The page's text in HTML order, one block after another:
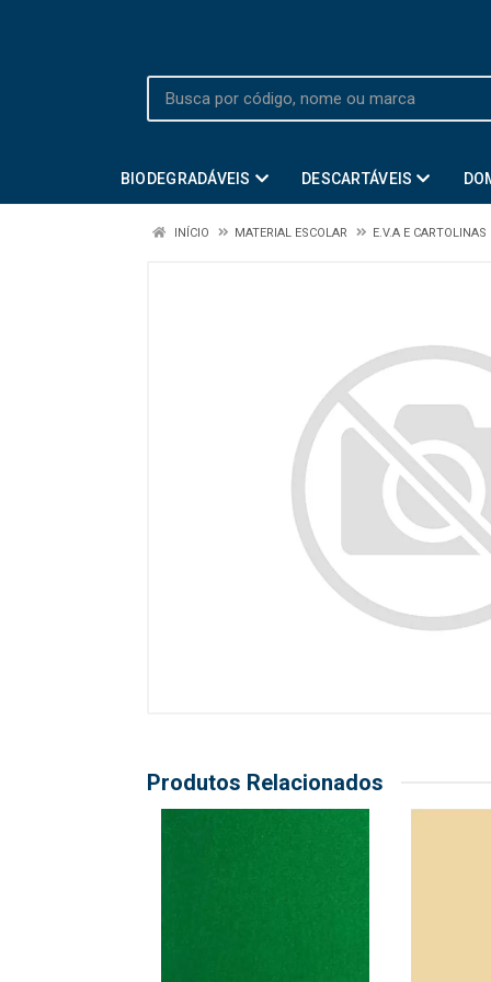
BIODEGRADÁVEIS DESCARTÁVEIS
INÍCIO MATERIAL ESCOLAR E.V.A E CARTOLINAS
Produtos Relacionados